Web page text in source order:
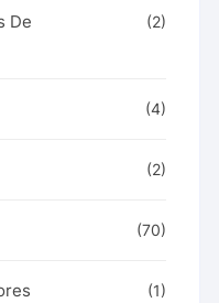
De
(2)
(4)
(2)
(70)
(1)